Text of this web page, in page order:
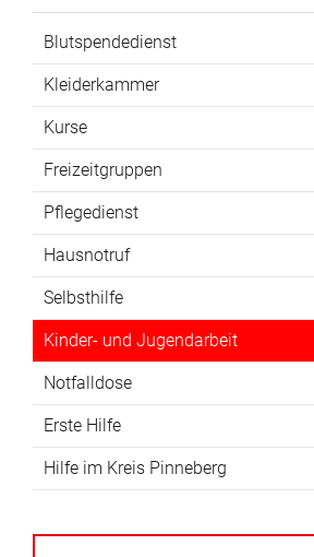
Blutspendedienst
Kleiderkammer
Kurse
Freizeitgruppen
Pflegedienst
Hausnotruf
Selbsthilfe
Kinder- und Jugendarbeit
Notfalldose
Erste Hilfe
Hilfe im Kreis Pinneberg